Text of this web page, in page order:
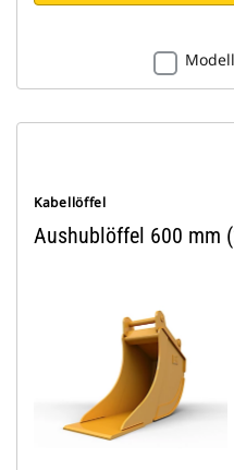
Kabellöffel
Aushublöffel 600 mm